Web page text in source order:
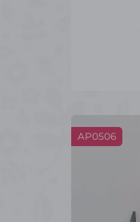
AP0506